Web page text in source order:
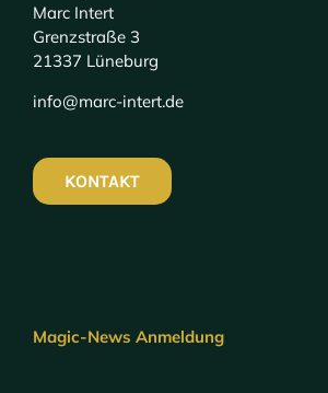
Marc Intert
Grenzstraße 3
21337 Lüneburg
info@marc-intert.de
KONTAKT
Magic-News Anmeldung